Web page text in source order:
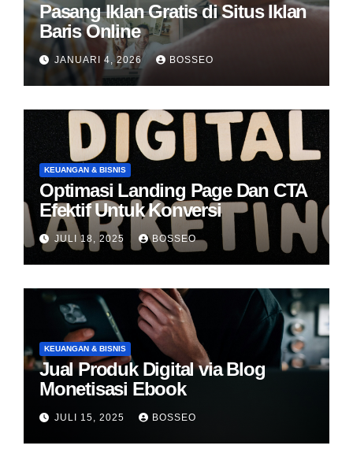
Pasang Iklan Gratis di Situs Iklan
Baris Online
JANUARI 4, 2026 BOSSEO
KEUANGAN & BISNIS
Optimasi Landing Page Dan CTA
Efektif Untuk Konversi
JULI 18, 2025 BOSSEO
KEUANGAN & BISNIS
Jual Produk Digital via Blog
Monetisasi Ebook
JULI 15, 2025 BOSSEO